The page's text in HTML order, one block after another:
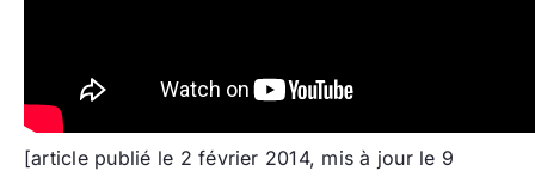
[article publié le 2 février 2014, mis à jour le 9